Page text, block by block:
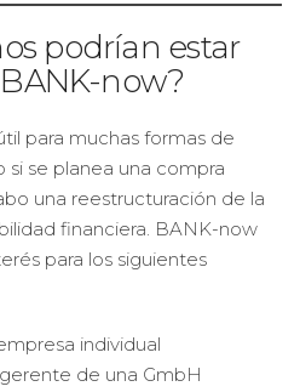
podrían estar
now?
para muchas formas de
se planea una compra
una reestructuración de la
financiera. BANK-now
para los siguientes
individual
de una GmbH